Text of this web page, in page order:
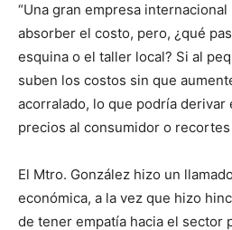
“Una gran empresa
absorber el costo, pero, ¿qué
esquina o el taller local? Si al
suben los costos sin que
acorralado, lo que podría derivar
precios al consumidor o
El Mtro. González hizo un
económica, a la vez que hizo
de tener empatía hacia el sector